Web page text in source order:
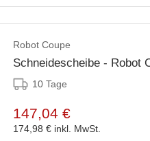
Robot Coupe
Schneidescheibe - Robot
10 Tage
147,04 €
174,98 € inkl. MwSt.